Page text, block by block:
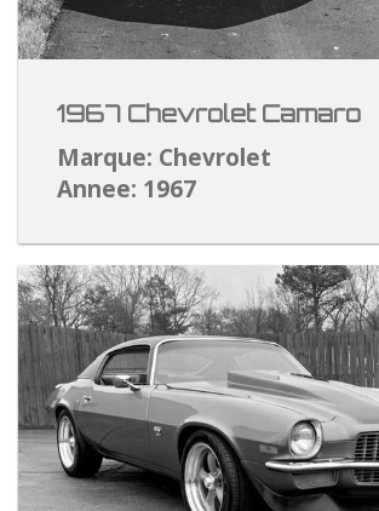
1967 Chevrolet Camaro
Marque: Chevrolet
Annee: 1967